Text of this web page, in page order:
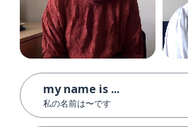
my name is ...
私の名前は〜です